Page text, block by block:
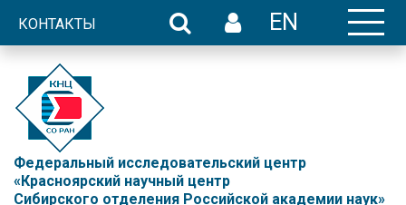
КОНТАКТЫ EN
Федеральный исследовательский центр
«Красноярский научный центр
Сибирского отделения Российской академии наук»